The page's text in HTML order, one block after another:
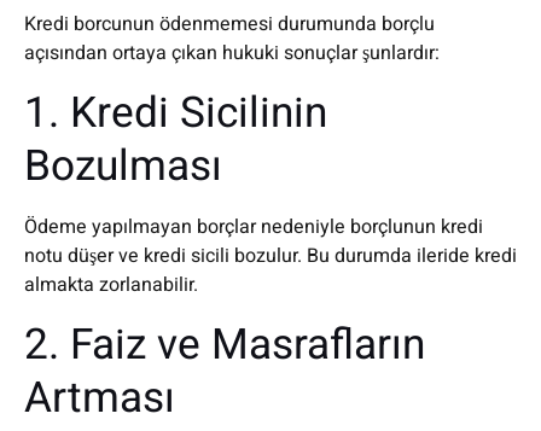
Kredi borcunun ödenmemesi durumunda borçlu
açısından ortaya çıkan hukuki sonuçlar şunlardır:
1. Kredi Sicilinin
Bozulması
Ödeme yapılmayan borçlar nedeniyle borçlunun kredi
notu düşer ve kredi sicili bozulur. Bu durumda ileride kredi
almakta zorlanabilir.
2. Faiz ve Masrafların
Artması